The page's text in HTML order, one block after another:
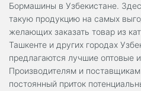
Бормашины в Узбекистане.
такую продукцию на самых
желающих заказать товар из
Ташкенте и других городах
предлагаются лучшие оптовые
Производителям и
постоянный приток